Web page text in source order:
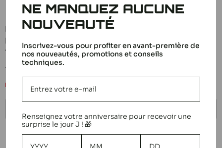
RC Project Membrane
Honeycomb V2 (x4)
TT1/8
Prix
réduit
12,50 €
Bientôt de retour
Inférieur Medium XB8
352120-M
réduit
NE MANQUEZ AUCUNE
NOUVEAUTÉ
Inscrivez-vous pour profiter en avant-première de
nos nouveautés, promotions et conseils
techniques.
Renseignez votre anniversaire pour recevoir une
surprise le jour J ! 🎁